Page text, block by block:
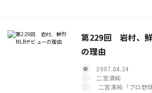
第229回 岩村、
の理由
2007.04.24
二宮清純
二宮清純「プロ野